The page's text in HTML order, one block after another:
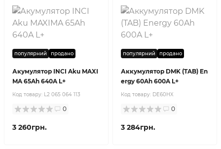
популярний продано
Акумулятор INCI Aku MAXI
MA 65Ah 640A L+
Код товару: L2 065 064 113
0
3 260грн.
популярний продано
Аккумулятор DMK (TAB) En
ergy 60Ah 600A L+
Код товару: DE60HX
0
3 284грн.